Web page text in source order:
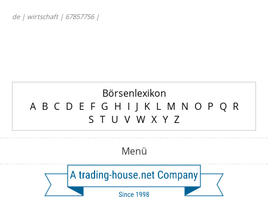
de | wirtschaft | 67857756 |
Börsenlexikon
A B C D E F G H I J K L M N O P Q R
S T U V W X Y Z
Menü